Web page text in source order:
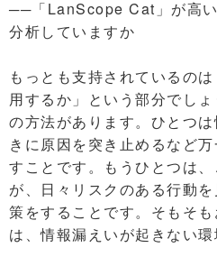
──「LanScope Cat」が高
分析していますか
もっとも支持されているの
用するか」という部分でし
の方法があります。ひとつ
きに原因を突き止めるなど
すことです。もうひとつは
が、日々リスクのある行動
策をすることです。そもそ
は、情報漏えいが起きない環